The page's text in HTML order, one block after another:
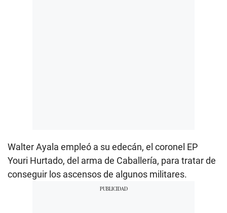
Walter Ayala empleó a su edecán, el coronel EP
Youri Hurtado, del arma de Caballería, para tratar de
conseguir los ascensos de algunos militares.